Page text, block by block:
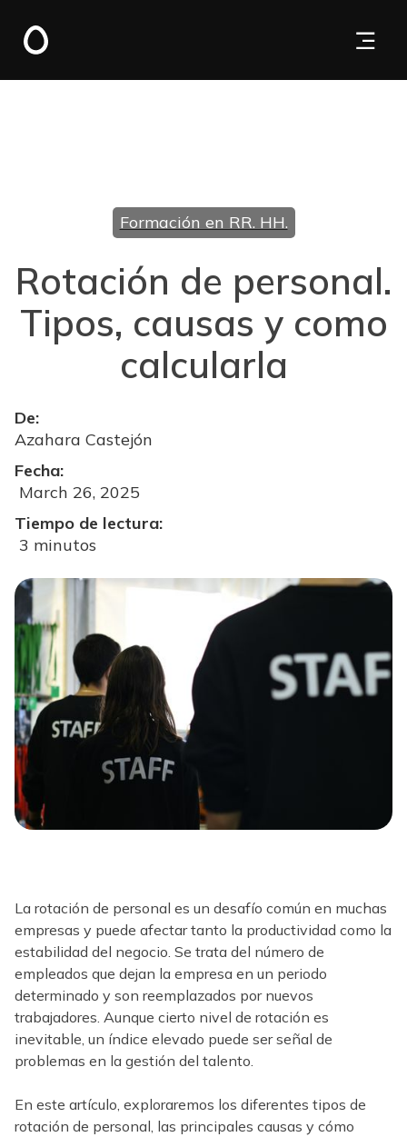
Formación en RR. HH.
Rotación de personal.
Tipos, causas y como
calcularla
De:
Azahara Castejón
Fecha:
March 26, 2025
Tiempo de lectura:
3 minutos
La rotación de personal es un desafío común en muchas
empresas y puede afectar tanto la productividad como la
estabilidad del negocio. Se trata del número de
empleados que dejan la empresa en un periodo
determinado y son reemplazados por nuevos
trabajadores. Aunque cierto nivel de rotación es
inevitable, un índice elevado puede ser señal de
problemas en la gestión del talento.
En este artículo, exploraremos los diferentes tipos de
rotación de personal, las principales causas y cómo